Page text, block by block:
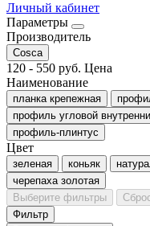
Личный кабинет
Параметры
Производитель
Cosca
120 - 550 руб. Цена
Наименование
планка крепежная
профиль угловой
профиль-плинтус
Цвет
зеленая коньяк
черепаха золотая
Выберите фильтры
Фильтр